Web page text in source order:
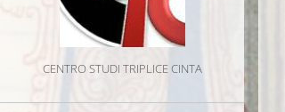
CENTRO STUDI TRIPLICE CINTA